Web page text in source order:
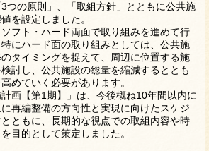
つの原則」、「取組方針」とともに公共施
を設定しました。
フト・ハード両面で取り組みを進めて行
にハード面の取り組みとしては、公共施
タイミングを捉えて、周辺に位置する施
討し、公共施設の総量を縮減するととも
めていく必要があります。
計画【第1期】」は、今後概ね10年間以内に
再編整備の方向性と実現に向けたスケジ
ともに、長期的な視点での取組内容や時
目的として策定しました。